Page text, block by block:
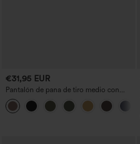
€31,95 EUR
Pantalón de pana de tiro medio con
cremallera